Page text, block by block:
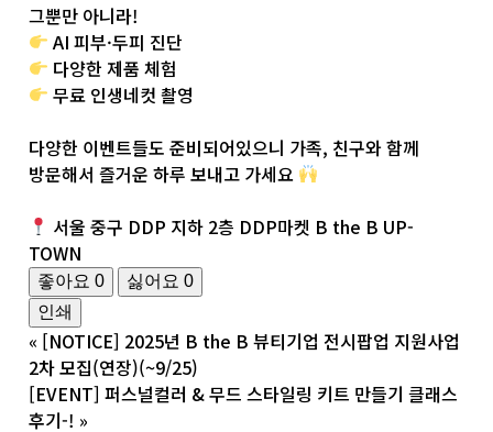
그뿐만 아니라!
AI 피부·두피 진단
다양한 제품 체험
무료 인생네컷 촬영
다양한 이벤트들도 준비되어있으니 가족, 친구와 함께
방문해서 즐거운 하루 보내고 가세요
서울 중구 DDP 지하 2층 DDP마켓 B the B UP-
TOWN
좋아요 0 싫어요 0
인쇄
« [NOTICE] 2025년 B the B 뷰티기업 전시팝업 지원사업
2차 모집(연장)(~9/25)
[EVENT] 퍼스널컬러 & 무드 스타일링 키트 만들기 클래스
후기-! »